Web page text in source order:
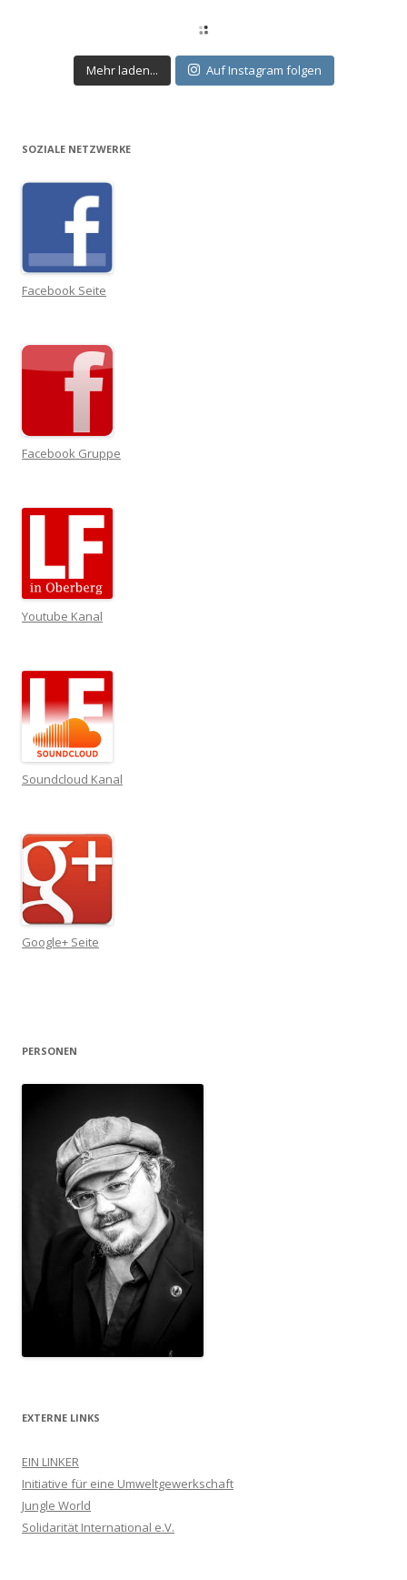
Mehr laden... Auf Instagram folgen
SOZIALE NETZWERKE
Facebook Seite
Facebook Gruppe
Youtube Kanal
Soundcloud Kanal
Google+ Seite
PERSONEN
EXTERNE LINKS
EIN LINKER
Initiative für eine Umweltgewerkschaft
Jungle World
Solidarität International e.V.